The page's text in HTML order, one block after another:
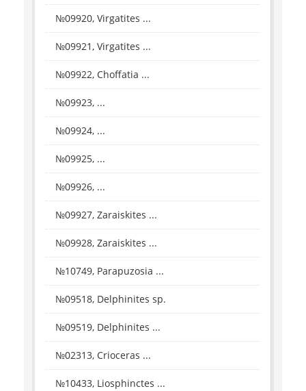
№09920, Virgatites ...
№09921, Virgatites ...
№09922, Choffatia ...
№09923, ...
№09924, ...
№09925, ...
№09926, ...
№09927, Zaraiskites ...
№09928, Zaraiskites ...
№10749, Parapuzosia ...
№09518, Delphinites sp.
№09519, Delphinites ...
№02313, Crioceras ...
№10433, Liosphinctes ...